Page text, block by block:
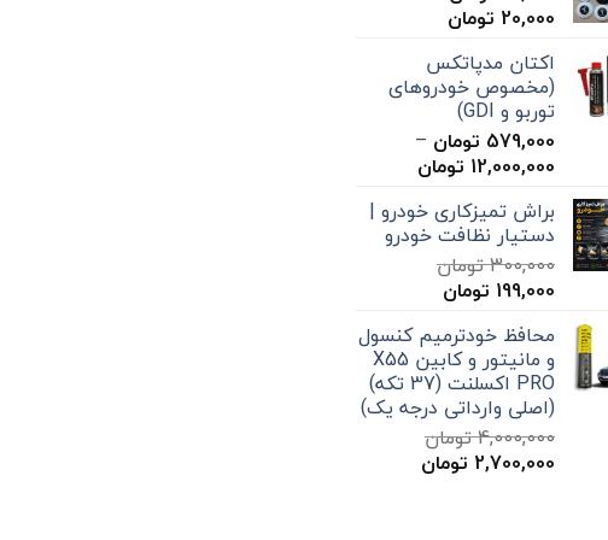
20,000 تومان
تا
اکتان مدپاتکس
(مخصوص خودروهای
توربو و GDI)
579,000 تومان –
12,000,000 تومان
تا
براش تمیزکاری خودرو |
دستیار نظافت خودرو
300,000تومان
قیمت
300,000 تومان
بود.
199,000 تومانقیمت
199,000 تومان
است.
محافظ خودترمیم کنسول
و مانیتور و کابین X55
PRO اکسلنت (37 تکه)
(اصلی وارداتی درجه یک)
4,000,000تومان
قیمت
2,700,000 تومان